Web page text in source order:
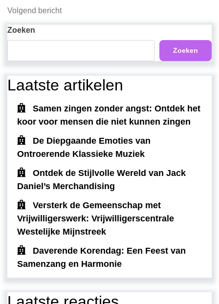
Volgend
Volgend bericht
Zoeken
Zoeken
Laatste artikelen
Samen zingen zonder angst: Ontdek het
koor voor mensen die niet kunnen zingen
De Diepgaande Emoties van
Ontroerende Klassieke Muziek
Ontdek de Stijlvolle Wereld van Jack
Daniel’s Merchandising
Versterk de Gemeenschap met
Vrijwilligerswerk: Vrijwilligerscentrale
Westelijke Mijnstreek
Daverende Korendag: Een Feest van
Samenzang en Harmonie